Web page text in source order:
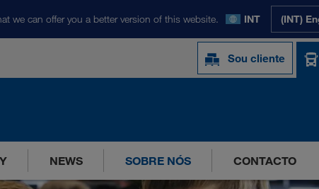
we can offer you a better version of this website. INT (INT)
Sou cliente
NEWS SOBRE NÓS CONTACTO